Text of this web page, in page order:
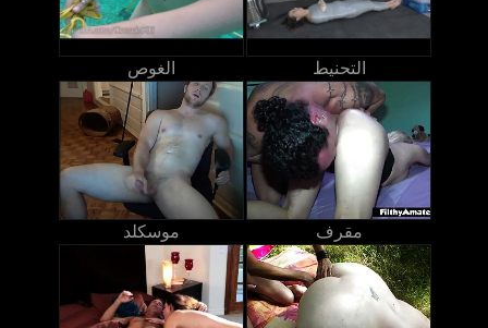
الغوص التحنيط
موسكلد مقرف